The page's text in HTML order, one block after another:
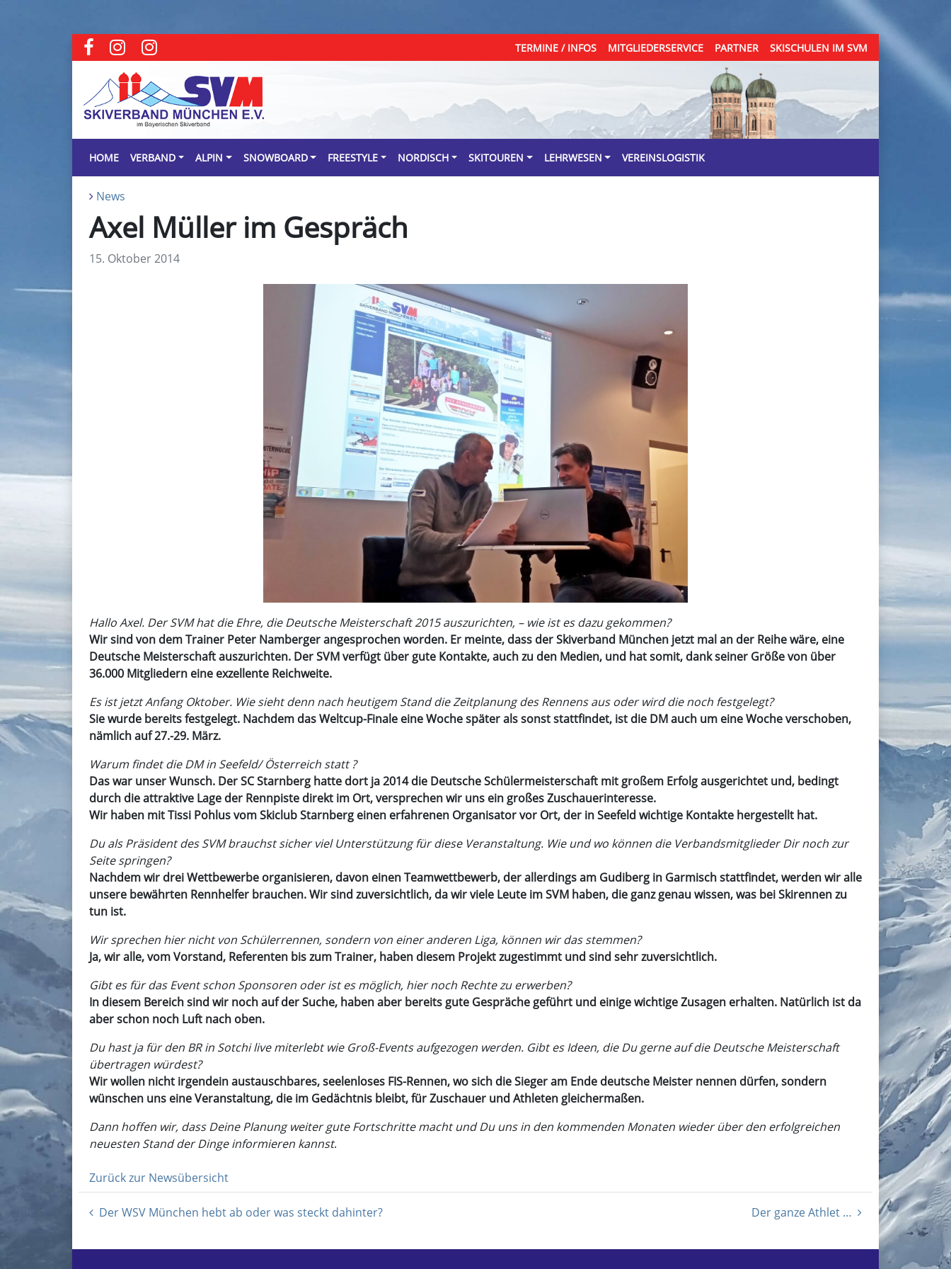
TERMINE / INFOS MITGLIEDERSERVICE PARTNER SKISCHULEN IM SVM
HOME VERBAND ALPIN SNOWBOARD FREESTYLE NORDISCH SKITOUREN LEHRWESEN VEREINSLOGISTIK
News
Axel Müller im Gespräch
15. Oktober 2014
Hallo Axel. Der SVM hat die Ehre, die Deutsche Meisterschaft 2015 auszurichten, – wie ist es dazu gekommen?
Wir sind von dem Trainer Peter Namberger angesprochen worden. Er meinte, dass der Skiverband München jetzt mal an der Reihe wäre, eine
Deutsche Meisterschaft auszurichten. Der SVM verfügt über gute Kontakte, auch zu den Medien, und hat somit, dank seiner Größe von über
36.000 Mitgliedern eine exzellente Reichweite.
Es ist jetzt Anfang Oktober. Wie sieht denn nach heutigem Stand die Zeitplanung des Rennens aus oder wird die noch festgelegt?
Sie wurde bereits festgelegt. Nachdem das Weltcup-Finale eine Woche später als sonst stattfindet, ist die DM auch um eine Woche verschoben,
nämlich auf 27.-29. März.
Warum findet die DM in Seefeld/ Österreich statt ?
Das war unser Wunsch. Der SC Starnberg hatte dort ja 2014 die Deutsche Schülermeisterschaft mit großem Erfolg ausgerichtet und, bedingt
durch die attraktive Lage der Rennpiste direkt im Ort, versprechen wir uns ein großes Zuschauerinteresse.
Wir haben mit Tissi Pohlus vom Skiclub Starnberg einen erfahrenen Organisator vor Ort, der in Seefeld wichtige Kontakte hergestellt hat.
Du als Präsident des SVM brauchst sicher viel Unterstützung für diese Veranstaltung. Wie und wo können die Verbandsmitglieder Dir noch zur
Seite springen?
Nachdem wir drei Wettbewerbe organisieren, davon einen Teamwettbewerb, der allerdings am Gudiberg in Garmisch stattfindet, werden wir alle
unsere bewährten Rennhelfer brauchen. Wir sind zuversichtlich, da wir viele Leute im SVM haben, die ganz genau wissen, was bei Skirennen zu
tun ist.
Wir sprechen hier nicht von Schülerrennen, sondern von einer anderen Liga, können wir das stemmen?
Ja, wir alle, vom Vorstand, Referenten bis zum Trainer, haben diesem Projekt zugestimmt und sind sehr zuversichtlich.
Gibt es für das Event schon Sponsoren oder ist es möglich, hier noch Rechte zu erwerben?
In diesem Bereich sind wir noch auf der Suche, haben aber bereits gute Gespräche geführt und einige wichtige Zusagen erhalten. Natürlich ist da
aber schon noch Luft nach oben.
Du hast ja für den BR in Sotchi live miterlebt wie Groß-Events aufgezogen werden. Gibt es Ideen, die Du gerne auf die Deutsche Meisterschaft
übertragen würdest?
Wir wollen nicht irgendein austauschbares, seelenloses FIS-Rennen, wo sich die Sieger am Ende deutsche Meister nennen dürfen, sondern
wünschen uns eine Veranstaltung, die im Gedächtnis bleibt, für Zuschauer und Athleten gleichermaßen.
Dann hoffen wir, dass Deine Planung weiter gute Fortschritte macht und Du uns in den kommenden Monaten wieder über den erfolgreichen
neuesten Stand der Dinge informieren kannst.
Zurück zur Newsübersicht
Der WSV München hebt ab oder was steckt dahinter? Der ganze Athlet …